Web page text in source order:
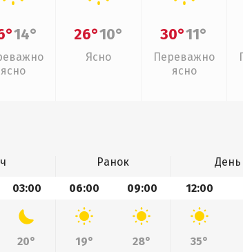
14°
ясно
26°10°
Ясно
30°11°
Переважно
ясно
Ранок День
03:00 06:00 09:00 12:00
20° 19° 28° 35°